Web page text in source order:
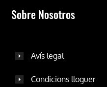
Sobre Nosotros
Avís legal
Condicions lloguer